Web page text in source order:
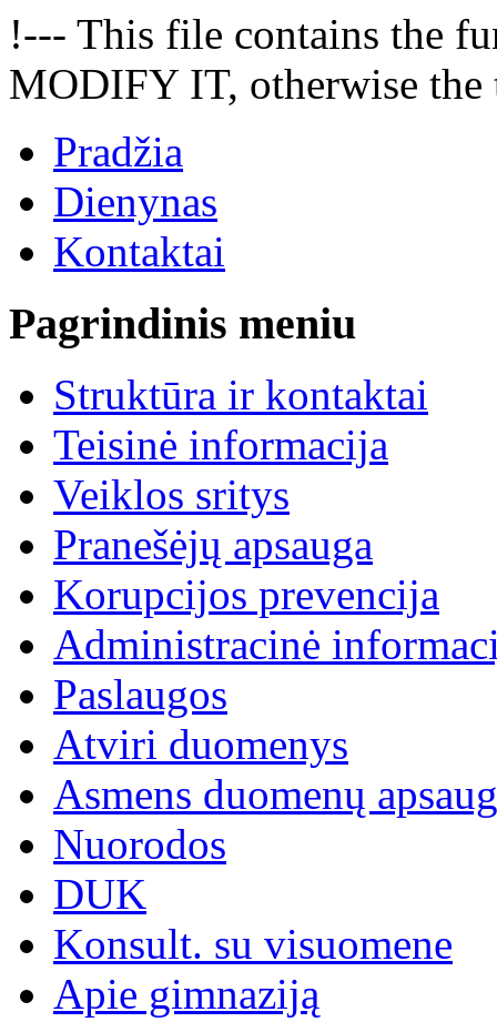
!--- This file contains the
MODIFY IT, otherwise
Pradžia
Dienynas
Kontaktai
Pagrindinis meniu
Struktūra ir kontaktai
Teisinė informacija
Veiklos sritys
Pranešėjų apsauga
Korupcijos prevencija
Administracinė
Paslaugos
Atviri duomenys
Asmens duomenų
Nuorodos
DUK
Konsult. su visuomene
Apie gimnaziją